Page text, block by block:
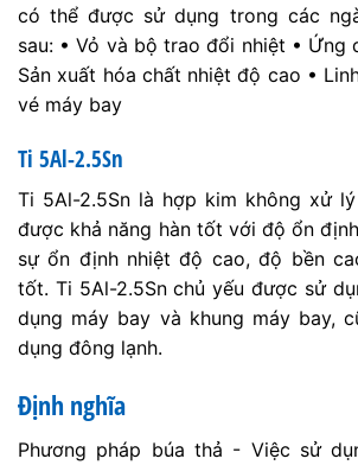
có thể được sử dụng trong các
sau: • Vỏ và bộ trao đổi nhiệt • Ứng
Sản xuất hóa chất nhiệt độ cao •
vé máy bay
Ti 5Al-2.5Sn
Ti 5Al-2.5Sn là hợp kim không xử
được khả năng hàn tốt với độ ổn
sự ổn định nhiệt độ cao, độ bền
tốt. Ti 5Al-2.5Sn chủ yếu được sử
dụng máy bay và khung máy bay,
dụng đông lạnh.
Định nghĩa
Phương pháp búa thả - Việc sử